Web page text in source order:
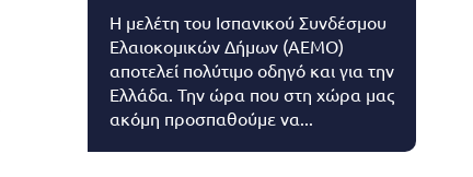
Η μελέτη του Ισπανικού Συνδέσμου
Ελαιοκομικών Δήμων (AEMO)
αποτελεί πολύτιμο οδηγό και για την
Ελλάδα. Την ώρα που στη χώρα μας
ακόμη προσπαθούμε να...